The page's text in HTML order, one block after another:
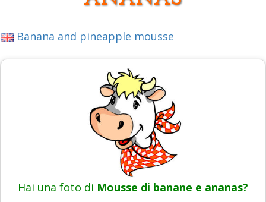
Banana and pineapple mousse
Hai una foto di Mousse di banane e ananas?